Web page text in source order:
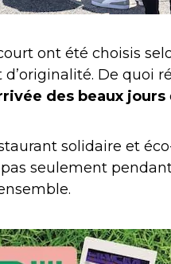
ont été choisis
De quoi
des beaux jours
solidaire et
seulement